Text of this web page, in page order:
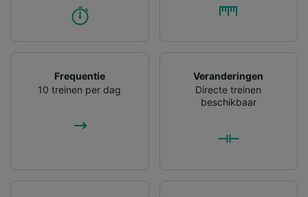
Frequentie
10 treinen per dag
Veranderingen
Directe treinen
beschikbaar